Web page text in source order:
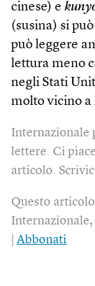
cinese) e
(susina) si
può leggere
lettura meno
negli Stati
molto vicino a
Internazionale
lettere. Ci
articolo.
Questo
Internazionale,
Abbonati